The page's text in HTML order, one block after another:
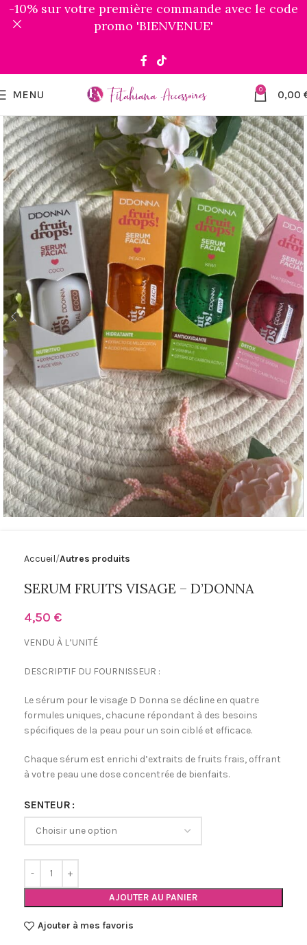
MENU 0 0,00
Accueil Autres produits
SERUM FRUITS VISAGE – D’DONNA
4,50 €
VENDU À L’UNITÉ
DESCRIPTIF DU FOURNISSEUR :
Le sérum pour le visage D Donna se décline en quatre
formules uniques, chacune répondant à des besoins
spécifiques de la peau pour un soin ciblé et efficace.
Chaque sérum est enrichi d’extraits de fruits frais, offrant
à votre peau une dose concentrée de bienfaits.
SENTEUR
AJOUTER AU PANIER
Ajouter à mes favoris
-10% sur votre première commande avec le code
promo 'BIENVENUE'